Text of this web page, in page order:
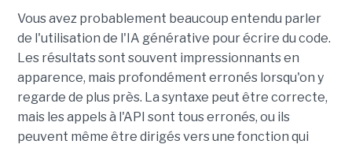
Vous avez probablement beaucoup entendu parler
de l'utilisation de l'IA générative pour écrire du code.
Les résultats sont souvent impressionnants en
apparence, mais profondément erronés lorsqu'on y
regarde de plus près. La syntaxe peut être correcte,
mais les appels à l'API sont tous erronés, ou ils
peuvent même être dirigés vers une fonction qui